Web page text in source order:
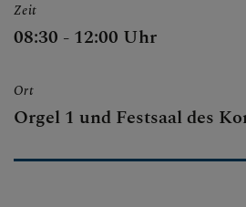
Zeit
08:30 - 12:00 Uhr
Ort
Orgel 1 und Festsaal des